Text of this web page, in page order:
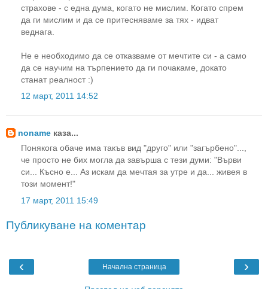
страхове - с една дума, когато не мислим. Когато спрем
да ги мислим и да се притесняваме за тях - идват
веднага.
Не е необходимо да се отказваме от мечтите си - а само
да се научим на търпението да ги почакаме, докато
станат реалност :)
12 март, 2011 14:52
noname каза...
Понякога обаче има такъв вид "друго" или "загърбено"...,
че просто не бих могла да завърша с тези думи: "Върви
си... Късно е... Аз искам да мечтая за утре и да... живея в
този момент!"
17 март, 2011 15:49
Публикуване на коментар
‹ ›
Начална страница